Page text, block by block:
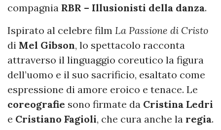
compagnia RBR – Illusionisti della danza.
Ispirato al celebre film La Passione di Cristo
di Mel Gibson, lo spettacolo racconta
attraverso il linguaggio coreutico la figura
dell’uomo e il suo sacrificio, esaltato come
espressione di amore eroico e tenace. Le
coreografie sono firmate da Cristina Ledri
e Cristiano Fagioli, che cura anche la regia.